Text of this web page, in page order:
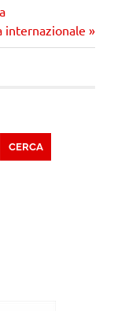
internazionale
CERCA